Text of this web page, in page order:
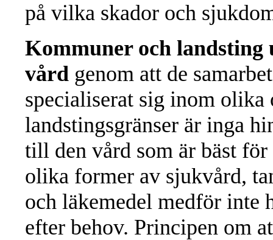
på vilka skador och
Kommuner och
vård genom att de
specialiserat sig inom
landstingsgränser är inga
till den vård som är bäst
olika former av sjukvård,
och läkemedel medför inte
efter behov. Principen om